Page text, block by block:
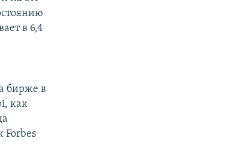
в 6,4
бирже в
как
Forbes